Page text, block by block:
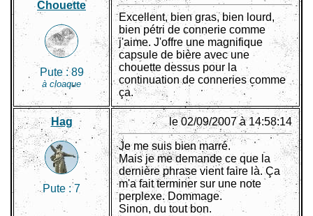
Chouette
Pute :89
à cloaque
Excellent, bien gras, bien lourd,
bien pétri de connerie comme
j'aime. J'offre une magnifique
capsule de bière avec une
chouette dessus pour la
continuation de conneries comme
ça.
Hag
Pute :7
le 02/09/2007 à 14:58:14
Je me suis bien marré.
Mais je me demande ce que la
dernière phrase vient faire là. Ça
m'a fait terminer sur une note
perplexe. Dommage.
Sinon, du tout bon.